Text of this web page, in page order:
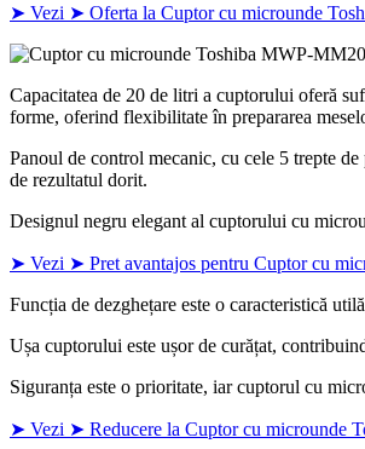
➤ Vezi ➤ Oferta la Cuptor cu microunde
Capacitatea de 20 de litri a cuptorului oferă
forme, oferind flexibilitate în prepararea
Panoul de control mecanic, cu cele 5 trepte
de rezultatul dorit.
Designul negru elegant al cuptorului cu
➤ Vezi ➤ Pret avantajos pentru Cuptor cu
Funcția de dezghețare este o caracteristică
Ușa cuptorului este ușor de curățat,
Siguranța este o prioritate, iar cuptorul cu
➤ Vezi ➤ Reducere la Cuptor cu microunde